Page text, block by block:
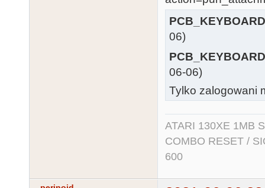
06)
06-06)
Tylko zalogowani
ATARI 130XE 1MB
COMBO RESET /
600